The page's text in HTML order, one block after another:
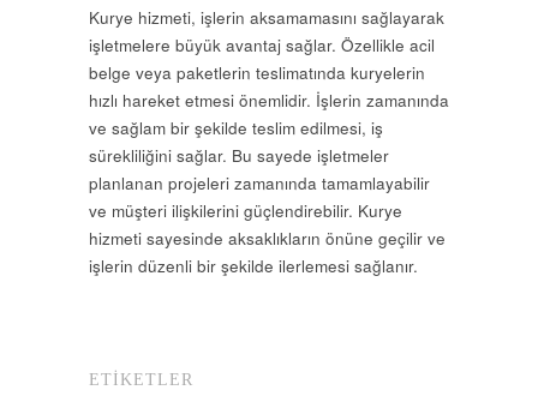
Kurye hizmeti, işlerin aksamamasını sağlayarak
işletmelere büyük avantaj sağlar. Özellikle acil
belge veya paketlerin teslimatında kuryelerin
hızlı hareket etmesi önemlidir. İşlerin zamanında
ve sağlam bir şekilde teslim edilmesi, iş
sürekliliğini sağlar. Bu sayede işletmeler
planlanan projeleri zamanında tamamlayabilir
ve müşteri ilişkilerini güçlendirebilir. Kurye
hizmeti sayesinde aksaklıkların önüne geçilir ve
işlerin düzenli bir şekilde ilerlemesi sağlanır.
ETIKETLER